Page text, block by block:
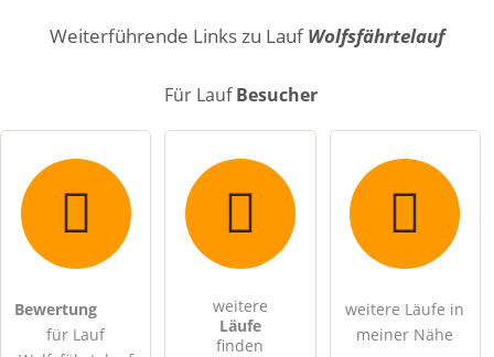
Name
Hiermit akzeptiere ich dieAGB
Weiterführende Links zu LaufWolfsfährtelauf
Für LaufBesucher
Bewertung
für Lauf
weitere
Läufe
finden
weitere Läufe in
meiner Nähe